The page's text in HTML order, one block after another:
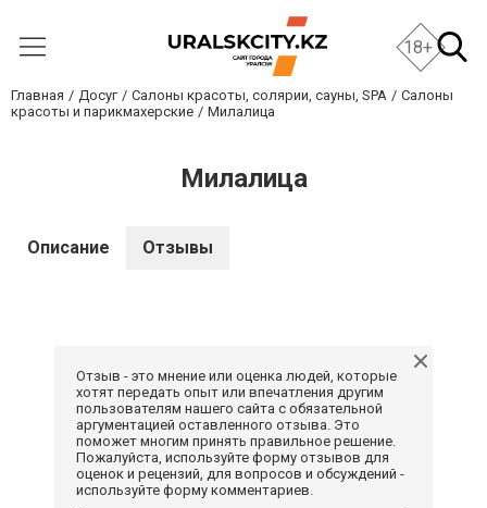
18+
Главная Досуг Салоны красоты, солярии, сауны, SPA
Салоны
красоты и парикмахерские
Милалица
Милалица
Описание Отзывы
Отзыв - это мнение или оценка людей, которые
хотят передать опыт или впечатления другим
пользователям нашего сайта с обязательной
аргументацией оставленного отзыва. Это
поможет многим принять правильное решение.
Пожалуйста, используйте форму отзывов для
оценок и рецензий, для вопросов и обсуждений -
используйте форму комментариев.